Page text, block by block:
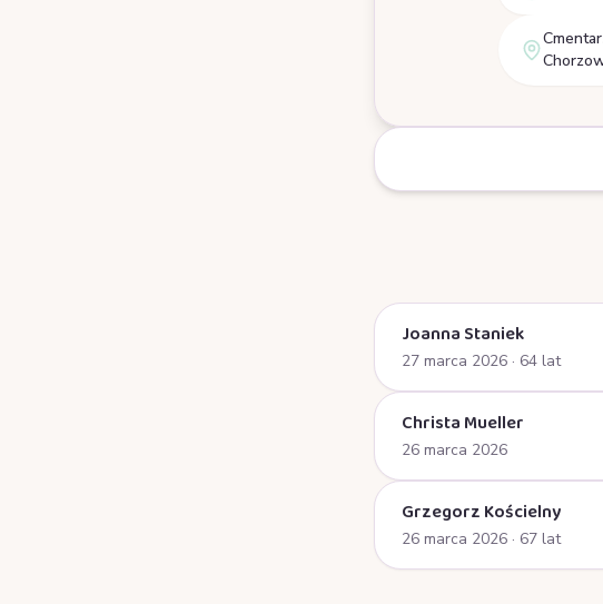
Joanna Staniek
27 marca 2026 · 64 lat
Christa Mueller
26 marca 2026
Grzegorz Kościelny
26 marca 2026 · 67 lat